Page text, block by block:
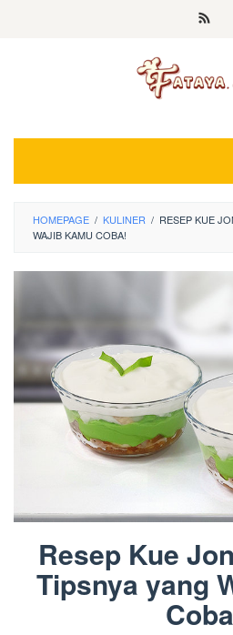
HOMEPAGE / KULINER / RESEP KUE
WAJIB KAMU COBA!
Resep Kue
Tipsnya yang